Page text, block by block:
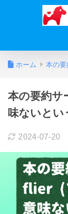
ホーム 本の要
本の要約サ
味ないとい
2024-07-20